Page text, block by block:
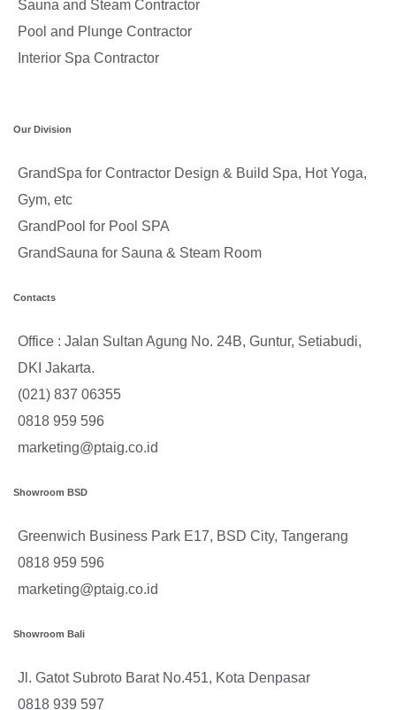
Sauna and Steam Contractor
Pool and Plunge Contractor
Interior Spa Contractor
Our Division
GrandSpa for Contractor Design & Build Spa, Hot Yoga,
Gym, etc
GrandPool for Pool SPA
GrandSauna for Sauna & Steam Room
Contacts
Office : Jalan Sultan Agung No. 24B, Guntur, Setiabudi,
DKI Jakarta.
(021) 837 06355
0818 959 596
marketing@ptaig.co.id
Showroom BSD
Greenwich Business Park E17, BSD City, Tangerang
0818 959 596
marketing@ptaig.co.id
Showroom Bali
Jl. Gatot Subroto Barat No.451, Kota Denpasar
0818 939 597